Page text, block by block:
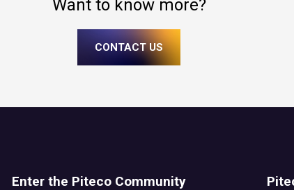
Want to know more?
CONTACT US
Enter the Piteco Community